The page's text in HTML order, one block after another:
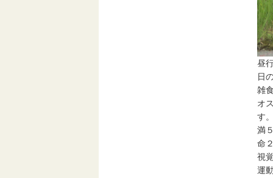
昼
日
雑
オ
す
満
命
視
運